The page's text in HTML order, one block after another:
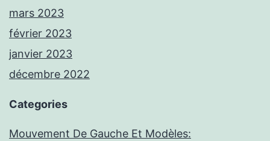
mars 2023
février 2023
janvier 2023
décembre 2022
Categories
Mouvement De Gauche Et Modèles: